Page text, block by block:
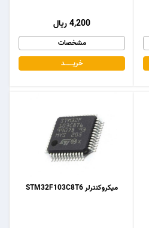
4,200 ریال
مشخصات
خریـــــــد
میکروکنترلر STM32F103C8T6